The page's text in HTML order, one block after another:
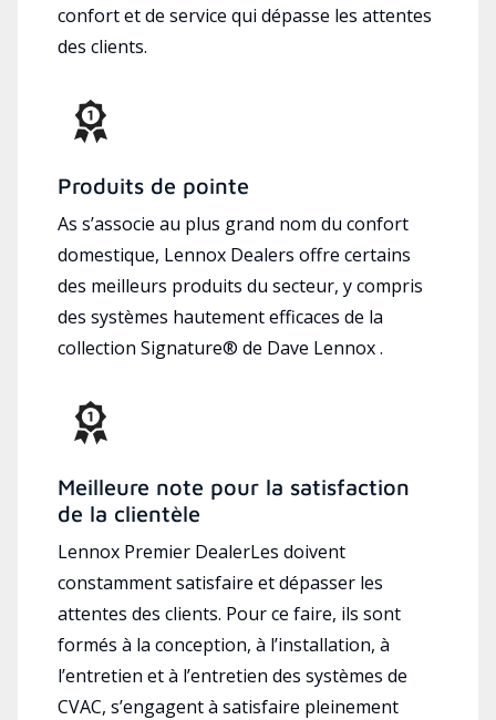
confort et de service qui dépasse les attentes
des clients.
Produits de pointe
As s’associe au plus grand nom du confort
domestique, Lennox Dealers offre certains
des meilleurs produits du secteur, y compris
des systèmes hautement efficaces de la
collection Signature® de Dave Lennox .
Meilleure note pour la satisfaction
de la clientèle
Lennox Premier DealerLes doivent
constamment satisfaire et dépasser les
attentes des clients. Pour ce faire, ils sont
formés à la conception, à l’installation, à
l’entretien et à l’entretien des systèmes de
CVAC, s’engagent à satisfaire pleinement